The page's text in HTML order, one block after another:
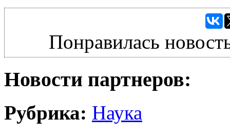
Понравилась
Новости партнеров:
Рубрика: Наука